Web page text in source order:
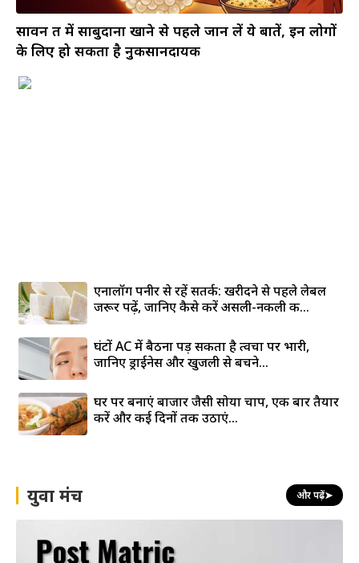
सावन व्रत में साबुदाना खाने से पहले जान लें ये बातें, इन लोगों
के लिए हो सकता है नुकसानदायक
एनालॉग पनीर से रहें सतर्क: खरीदने से पहले लेबल
जरूर पढ़ें, जानिए कैसे करें असली-नकली की...
घंटों AC में बैठना पड़ सकता है त्वचा पर भारी,
जानिए ड्राईनेस और खुजली से बचने...
घर पर बनाएं बाजार जैसी सोया चाप, एक बार तैयार
करें और कई दिनों तक उठाएं...
युवा मंच और पढ़ें➤